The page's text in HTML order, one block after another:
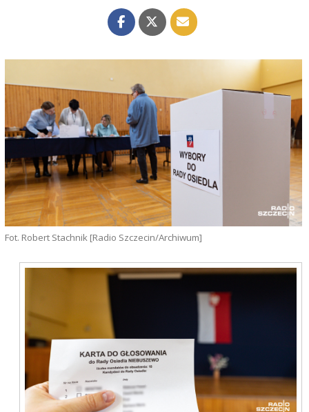
Fot. Robert Stachnik [Radio Szczecin/Archiwum]